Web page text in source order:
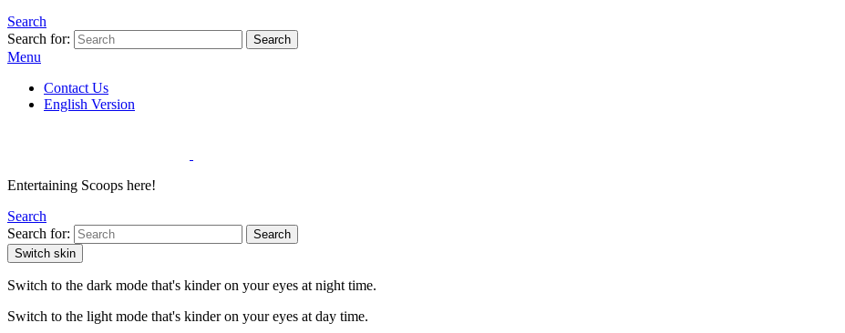
Search
Search for:
Search
Menu
Contact Us
English Version
Entertaining Scoops here!
Search
Search for:
Search
Switch skin
Switch to the dark mode that's kinder on your eyes at night time.
Switch to the light mode that's kinder on your eyes at day time.